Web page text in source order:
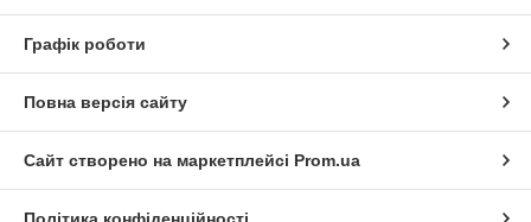
Графік роботи
Повна версія сайту
Сайт створено на маркетплейсі Prom.ua